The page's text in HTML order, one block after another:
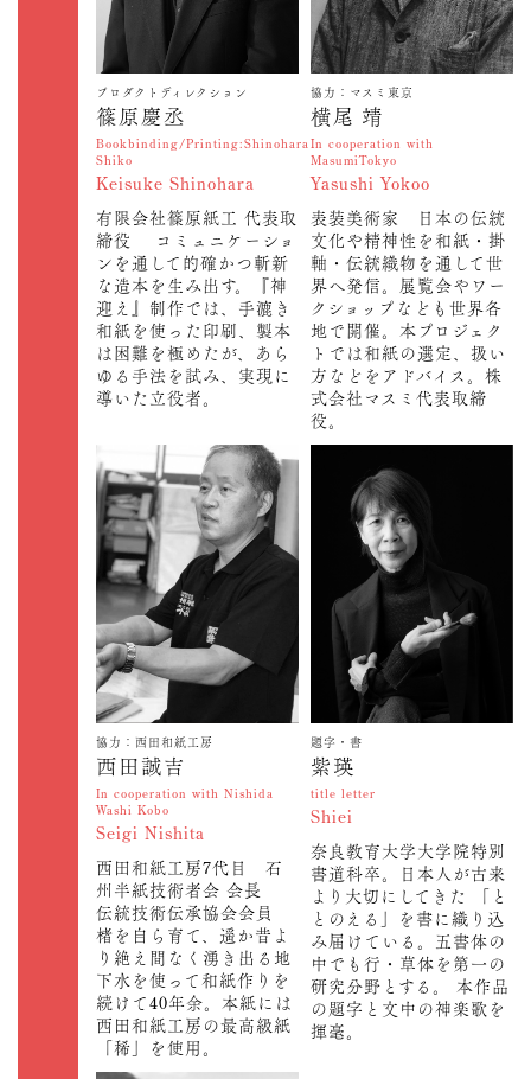
プロダクトディレクション
篠原慶丞
Bookbinding/Printing:Shinohara
Shiko
Keisuke Shinohara
有限会社篠原紙工 代表取
締役 コミュニケーショ
ンを通して的確かつ斬新
な造本を生み出す。『神
迎え』制作では、手漉き
和紙を使った印刷、製本
は困難を極めたが、あら
ゆる手法を試み、実現に
導いた立役者。
協力：マスミ東京
横尾 靖
In cooperation with
MasumiTokyo
Yasushi Yokoo
表装美術家 日本の伝統
文化や精神性を和紙・掛
軸・伝統織物を通して世
界へ発信。展覧会やワー
クショップなども世界各
地で開催。本プロジェク
トでは和紙の選定、扱い
方などをアドバイス。株
式会社マスミ代表取締
役。
協力：西田和紙工房
西田誠吉
In cooperation with Nishida
Washi Kobo
Seigi Nishita
西田和紙工房7代目 石
州半紙技術者会 会長
伝統技術伝承協会会員
楮を自ら育て、遥か昔よ
り絶え間なく湧き出る地
下水を使って和紙作りを
続けて40年余。本紙には
西田和紙工房の最高級紙
「稀」を使用。
題字・書
紫瑛
title letter
Shiei
奈良教育大学大学院特別
書道科卒。日本人が古来
より大切にしてきた 「と
とのえる」を書に織り込
み届けている。五書体の
中でも行・草体を第一の
研究分野とする。 本作品
の題字と文中の神楽歌を
揮毫。